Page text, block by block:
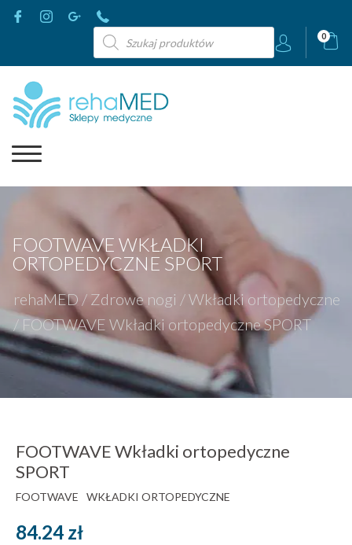
Wyszukiwarka
produktów
0
FOOTWAVE WKŁADKI
ORTOPEDYCZNE SPORT
rehaMED / Zdrowe nogi /Wkładki ortopedyczne
/ FOOTWAVE Wkładki ortopedyczne SPORT
FOOTWAVE Wkładki ortopedyczne
SPORT
FOOTWAVE WKŁADKI ORTOPEDYCZNE
84.24 zł